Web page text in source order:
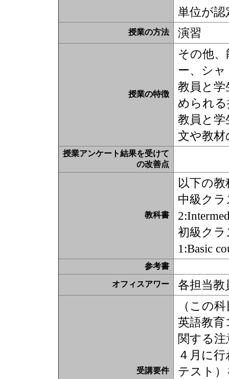
単位が
授業の方法 演習
授業の特徴
その他
ー、シ
教員と学
められ
教員と
文や教
授業アンケート結果を受けて
の改善点
教科書
以下の
中級クラ
初級クラ
1:Basic
参考書
オフィスアワー 各担当
受講要件
（この
英語教育
関する注
４月に
テスト